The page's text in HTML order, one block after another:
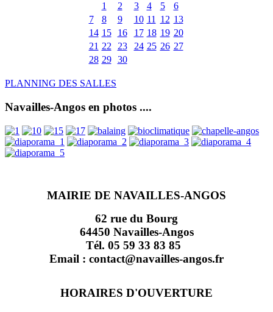
1
2 3 4 5
6
7
8 9 10 11 12 13
14 15 16 17 18 19 20
21 22 23 24 25 26 27
28 29 30
PLANNING DES SALLES
Navailles-Angos en photos ....
MAIRIE DE NAVAILLES-ANGOS
62 rue du Bourg
64450 Navailles-Angos
Tél. 05 59 33 83 85
Email : contact@navailles-angos.fr
HORAIRES D'OUVERTURE